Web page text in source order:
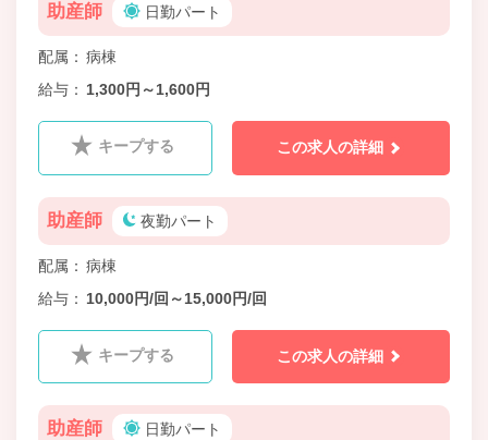
助産師 日勤パート
配属
病棟
給与
1,300円～1,600円
キープする この求人の詳細
助産師 夜勤パート
配属
病棟
給与
10,000円/回～15,000円/回
キープする この求人の詳細
助産師 日勤パート